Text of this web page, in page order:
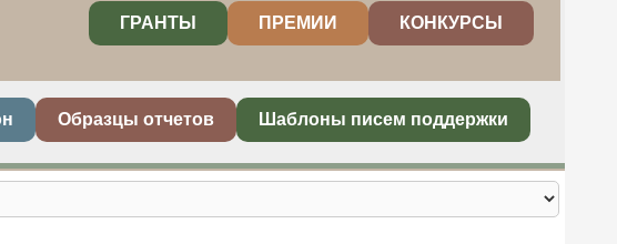
ГРАНТЫ ПРЕМИИ КОНКУРСЫ
Образцы отчетов Шаблоны писем поддержки